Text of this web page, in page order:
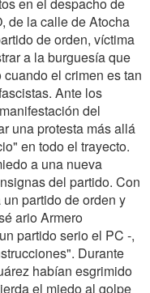
de la calle de Atocha
de orden, víctima
a la burguesía que
el crimen es tan
Ante los
del
una protesta más allá
en todo el trayecto.
a una nueva
del partido. Con
partido de orden y
ario Armero
partido serio el PC -,
Durante
habían esgrimido
el miedo al golpe